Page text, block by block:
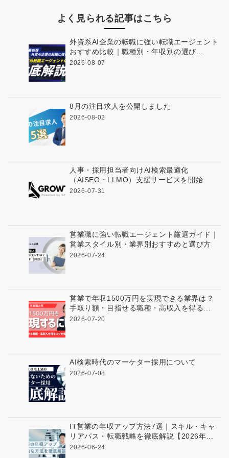
よく見られる記事はこちら
外資系AI企業の転職に強い転職エージェント
おすすめ比較｜職種別・年収別の選び...
2026-08-07
8月の注目求人を公開しました
2026-08-02
人事・採用担当者向けAI検索最適化
（AISEO・LLMO）支援サービスを開始
2026-07-31
営業職に強い転職エージェント厳選ガイド｜
営業スタイル別・業界別おすすめと選び方
2026-07-24
営業で年収1500万円を実現できる業界は？
手取り額・目指せる職種・高収入を得る...
2026-07-20
AI検索時代のマーケター採用について
2026-07-08
IT営業の年収アップ方法7選｜スキル・キャ
リアパス・転職戦略を徹底解説【2026年...
2026-06-24